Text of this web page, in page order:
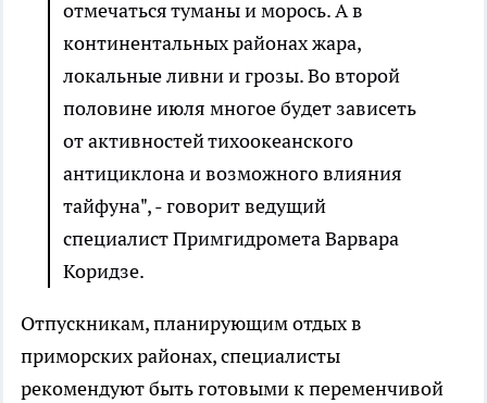
отмечаться туманы и морось. А в
континентальных районах жара,
локальные ливни и грозы. Во второй
половине июля многое будет зависеть
от активностей тихоокеанского
антициклона и возможного влияния
тайфуна", - говорит ведущий
специалист Примгидромета Варвара
Коридзе.
Отпускникам, планирующим отдых в
приморских районах, специалисты
рекомендуют быть готовыми к переменчивой